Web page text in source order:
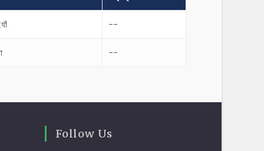
--
--
Follow Us